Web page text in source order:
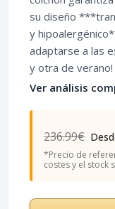
su diseño
y
adaptarse a las
y otra de verano!
Ver análisis
236.99€
*Precio de
costes y el stock